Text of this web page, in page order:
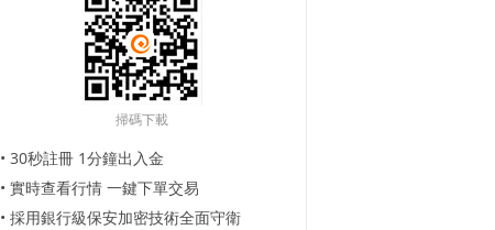
掃碼下載
• 30秒註冊 1分鐘出入金
• 實時查看行情 一鍵下單交易
• 採用銀行級保安加密技術全面守衛